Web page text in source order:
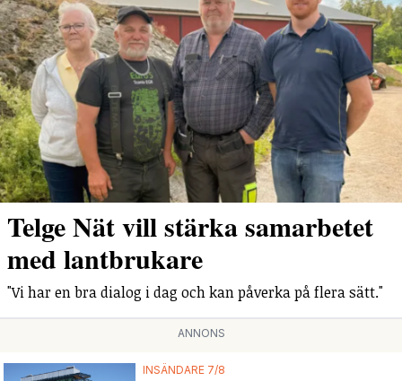
Telge Nät vill stärka samarbetet
med lantbrukare
"Vi har en bra dialog i dag och kan påverka på flera sätt."
ANNONS
INSÄNDARE 7/8